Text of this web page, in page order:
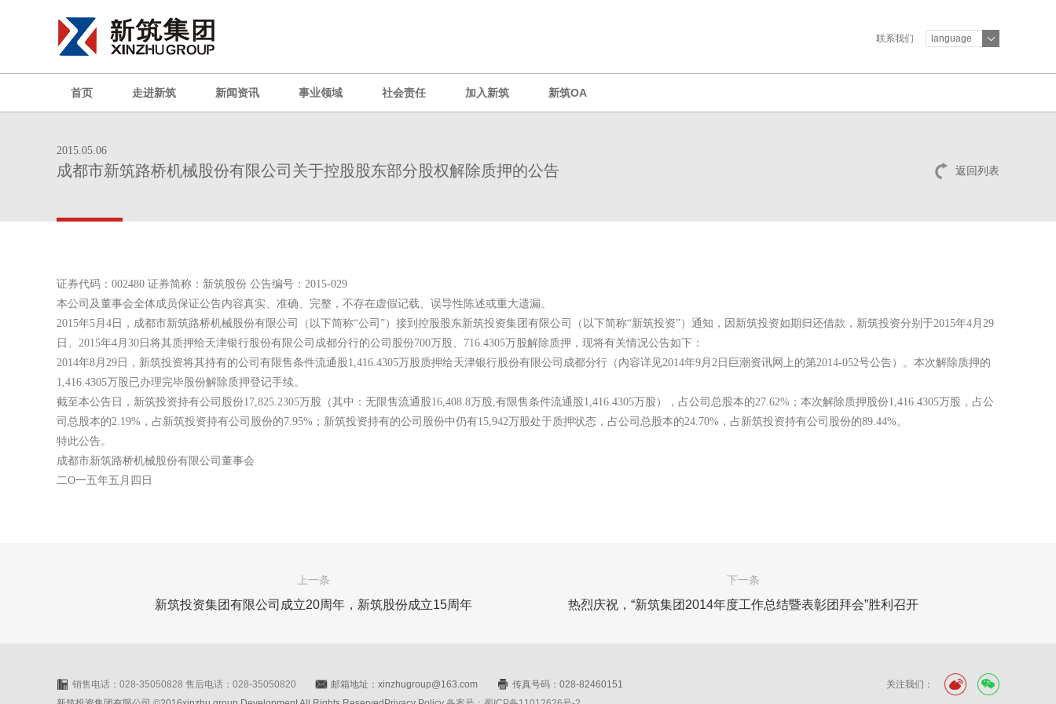
联系我们 language
首页 走进新筑 新闻资讯 事业领域 社会责任 加入新筑 新筑OA
返回列表
2015.05.06
成都市新筑路桥机械股份有限公司关于控股股东部分股权解除质押的公告
证券代码：002480 证券简称：新筑股份 公告编号：2015-029
本公司及董事会全体成员保证公告内容真实、准确、完整，不存在虚假记载、误导性陈述或重大遗漏。
2015年5月4日，成都市新筑路桥机械股份有限公司（以下简称“公司”）接到控股股东新筑投资集团有限公司（以下简称“新筑投资”）通知，因新筑投资如期归还借款，新筑投资分别于2015年4月29
日、2015年4月30日将其质押给天津银行股份有限公司成都分行的公司股份700万股、716.4305万股解除质押，现将有关情况公告如下：
2014年8月29日，新筑投资将其持有的公司有限售条件流通股1,416.4305万股质押给天津银行股份有限公司成都分行（内容详见2014年9月2日巨潮资讯网上的第2014-052号公告）。本次解除质押的
1,416.4305万股已办理完毕股份解除质押登记手续。
截至本公告日，新筑投资持有公司股份17,825.2305万股（其中：无限售流通股16,408.8万股,有限售条件流通股1,416.4305万股），占公司总股本的27.62%；本次解除质押股份1,416.4305万股，占公
司总股本的2.19%，占新筑投资持有公司股份的7.95%；新筑投资持有的公司股份中仍有15,942万股处于质押状态，占公司总股本的24.70%，占新筑投资持有公司股份的89.44%。
特此公告。
成都市新筑路桥机械股份有限公司董事会
二O一五年五月四日
上一条
新筑投资集团有限公司成立20周年，新筑股份成立15周年
下一条
热烈庆祝，“新筑集团2014年度工作总结暨表彰团拜会”胜利召开
关注我们：
销售电话：028-35050828 售后电话：028-35050820 邮箱地址：xinzhugroup@163.com
传真号码：028-82460151